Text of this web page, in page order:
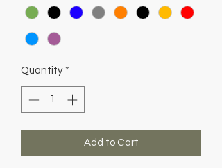
Quantity *
Add to Cart